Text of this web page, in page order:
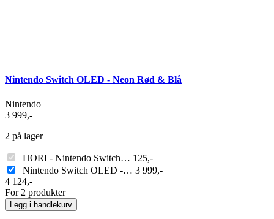
Nintendo Switch OLED - Neon Rød & Blå
Nintendo
3 999,-
2 på lager
HORI - Nintendo Switch… 125,-
Nintendo Switch OLED -… 3 999,-
4 124,-
For 2 produkter
Legg i handlekurv